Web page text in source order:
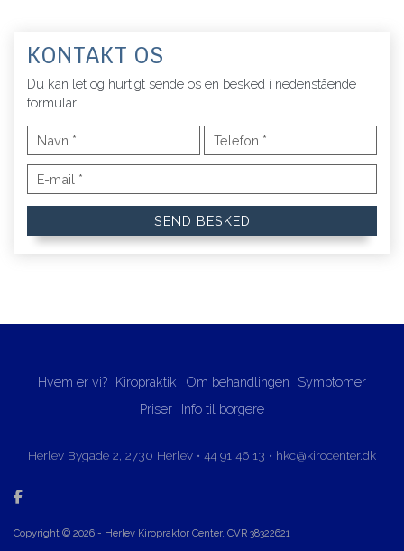
KONTAKT OS
Du kan let og hurtigt sende os en besked i nedenstående
formular.
Hvem er vi? Kiropraktik Om behandlingen
Symptomer
Priser
Info til borgere
Herlev Bygade 2, ​2730 Herlev​• 44 91 46 13 • hkc@kirocenter.dk
Copyright © 2026 - Herlev Kiropraktor Center, CVR 38322621